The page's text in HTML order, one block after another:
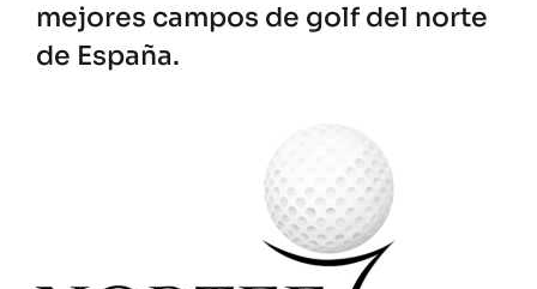
mejores campos de golf del norte
de España.